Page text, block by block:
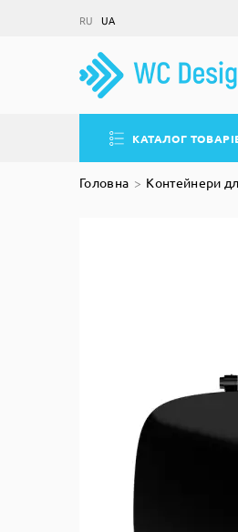
RU UA
КАТАЛОГ
Головна Контейнери